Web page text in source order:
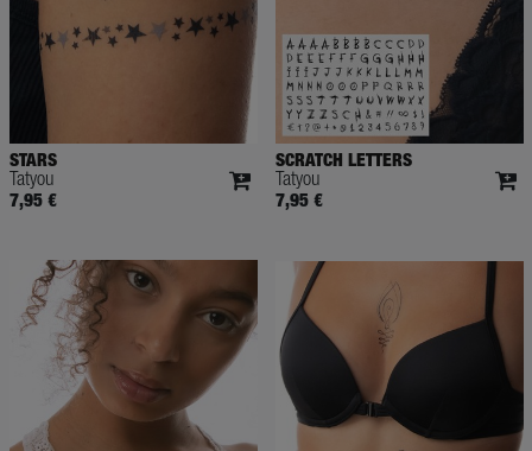
STARS
Tatyou
7,95 €
SCRATCH LETTERS
Tatyou
7,95 €